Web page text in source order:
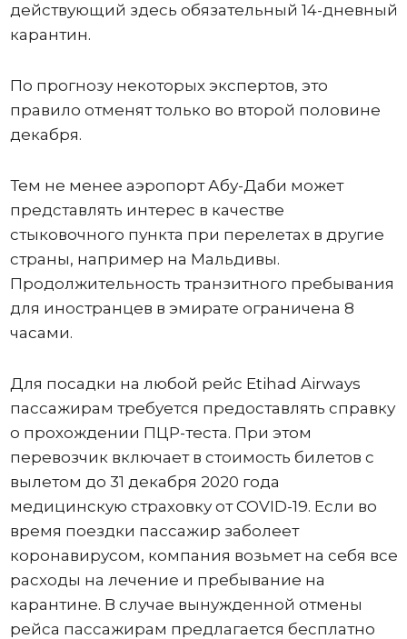
действующий здесь обязательный 14-дневный
карантин.
По прогнозу некоторых экспертов, это
правило отменят только во второй половине
декабря.
Тем не менее аэропорт Абу-Даби может
представлять интерес в качестве
стыковочного пункта при перелетах в другие
страны, например на Мальдивы.
Продолжительность транзитного пребывания
для иностранцев в эмирате ограничена 8
часами.
Для посадки на любой рейс Etihad Airways
пассажирам требуется предоставлять справку
о прохождении ПЦР-теста. При этом
перевозчик включает в стоимость билетов с
вылетом до 31 декабря 2020 года
медицинскую страховку от COVID-19. Если во
время поездки пассажир заболеет
коронавирусом, компания возьмет на себя все
расходы на лечение и пребывание на
карантине. В случае вынужденной отмены
рейса пассажирам предлагается бесплатно